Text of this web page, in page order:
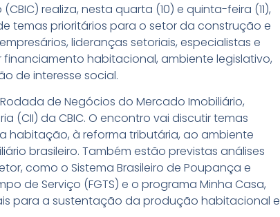
realiza, nesta quarta (10) e quinta-feira (11),
temas prioritários para o setor da construção e
lideranças setoriais, especialistas e
habitacional, ambiente legislativo,
de interesse social.
Rodada de Negócios do Mercado Imobiliário,
(CII) da CBIC. O encontro vai discutir temas
à reforma tributária, ao ambiente
brasileiro. Também estão previstas análises
como o Sistema Brasileiro de Poupança e
de Serviço (FGTS) e o programa Minha Casa,
para a sustentação da produção habitacional e